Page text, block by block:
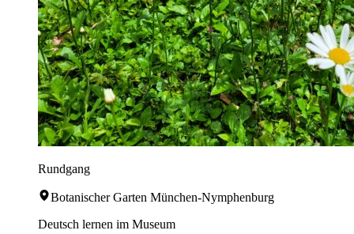
Rundgang
Botanischer Garten München-Nymphenburg
Deutsch lernen im Museum